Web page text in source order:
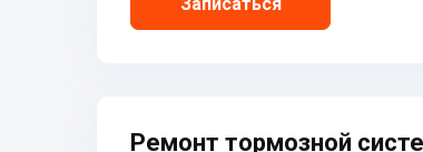
Ремонт тормозной